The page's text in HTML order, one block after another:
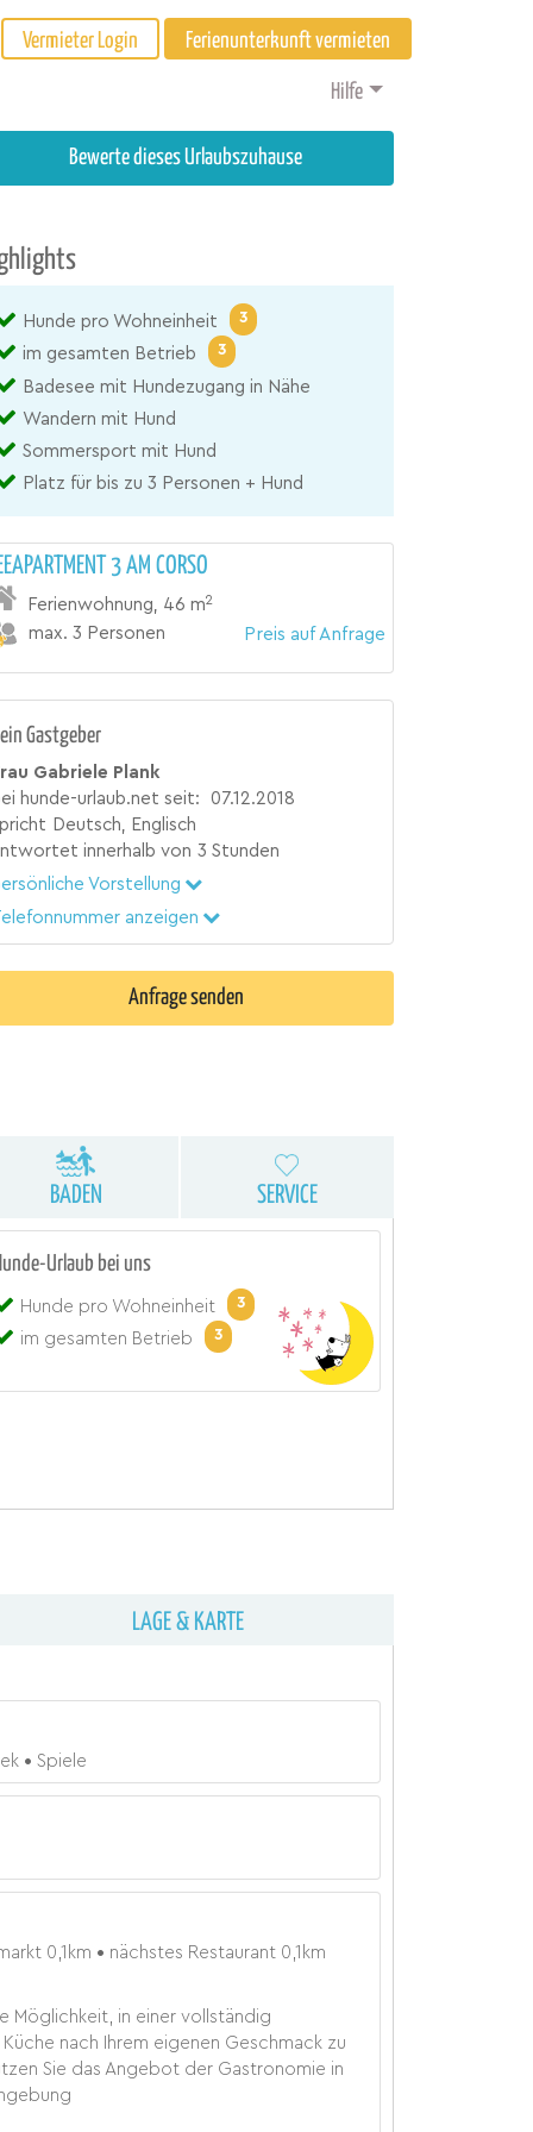
Vermieter Login Ferienunterkunft vermieten
Hilfe
Bewerte dieses Urlaubszuhause
Hunde pro Wohneinheit 3
im gesamten Betrieb 3
Badesee mit Hundezugang in Nähe
Wandern mit Hund
Sommersport mit Hund
Platz für bis zu 3 Personen + Hund
3 AM CORSO
Ferienwohnung, 46 m2
max. 3 Personen Preis auf Anfrage
Gastgeber
Gabriele Plank
hunde-urlaub.net seit:
07.12.2018
Deutsch, Englisch
innerhalb von 3 Stunden
Vorstellung
anzeigen
Anfrage senden
BADEN SERVICE
Urlaub bei uns
Hunde pro Wohneinheit 3
im gesamten Betrieb 3
LAGE & KARTE
Spiele
0,1 km nächstes Restaurant0,1 km
Möglichkeit, in einer vollständig
nach Ihrem eigenen Geschmack zu
Sie das Angebot der Gastronomie in